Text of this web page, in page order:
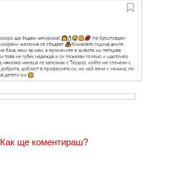
Как ще коментираш?